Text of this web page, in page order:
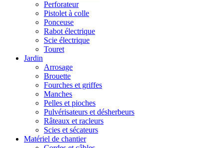
Perforateur
Pistolet à colle
Ponceuse
Rabot électrique
Scie électrique
Touret
Jardin
Arrosage
Brouette
Fourches et griffes
Manches
Pelles et pioches
Pulvérisateurs et désherbeurs
Râteaux et racleurs
Scies et sécateurs
Matériel de chantier